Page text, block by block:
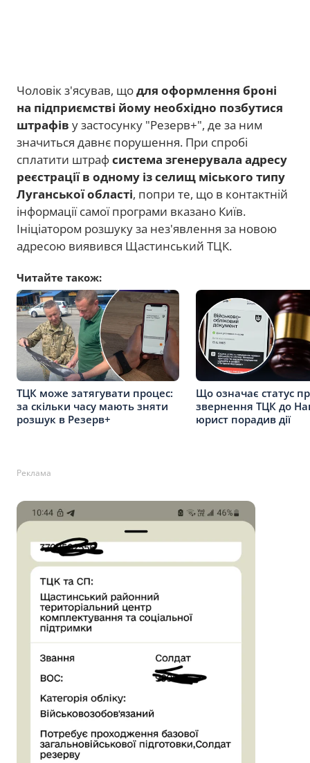
Чоловік з'ясував, щодля оформлення броні
на підприємстві йому необхідно позбутися
штрафів у застосунку "Резерв+", де за ним
значиться давнє порушення. При спробі
сплатити штрафсистема згенерувала адресу
реєстрації в одному із селищ міського типу
Луганської області, попри те, що в контактній
інформації самої програми вказано Київ.
Ініціатором розшуку за нез'явлення за новою
адресою виявився Щастинський ТЦК.
Читайте також:
ТЦК може затягувати процес:
за скільки часу мають зняти
розшук в Резерв+
Що означає статус
звернення ТЦК до
юрист порадив дії
Реклама